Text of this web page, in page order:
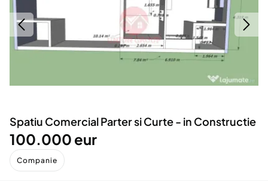
Servicii
Animale de companie
Afaceri și echipamente profesionale
Inchiriere Bunuri si Vehicule
Utilaje agricole si industriale
Piese auto si accesorii
Dacia Duster
Spatiu Comercial Parter si Curte - in Constructie
100.000 eur
Companie